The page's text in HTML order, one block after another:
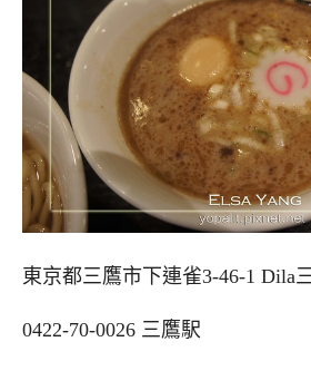
東京都三鷹市下連雀3-46-1 Dila
0422-70-0026 三鷹駅